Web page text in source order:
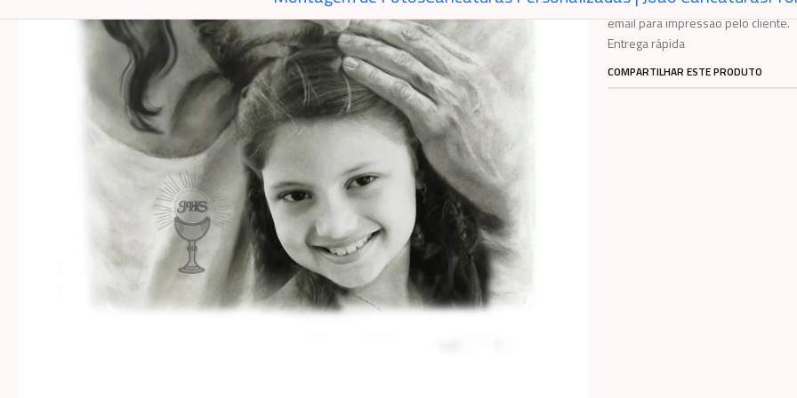
email para impressão pelo cliente.
Entrega rápida
COMPARTILHAR ESTE PRODUTO